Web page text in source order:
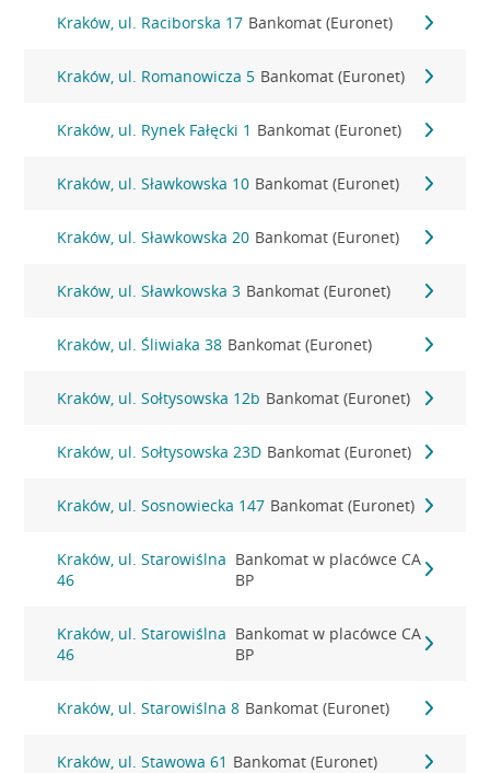
Kraków, ul. Raciborska 17 Bankomat (Euronet)
Kraków, ul. Romanowicza 5 Bankomat (Euronet)
Kraków, ul. Rynek Fałęcki 1 Bankomat (Euronet)
Kraków, ul. Sławkowska 10 Bankomat (Euronet)
Kraków, ul. Sławkowska 20 Bankomat (Euronet)
Kraków, ul. Sławkowska 3 Bankomat (Euronet)
Kraków, ul. Śliwiaka 38 Bankomat (Euronet)
Kraków, ul. Sołtysowska 12b Bankomat (Euronet)
Kraków, ul. Sołtysowska 23D Bankomat (Euronet)
Kraków, ul. Sosnowiecka 147 Bankomat (Euronet)
Kraków, ul. Starowiślna
46
Bankomat w placówce CA
BP
Kraków, ul. Starowiślna
46
Bankomat w placówce CA
BP
Kraków, ul. Starowiślna 8 Bankomat (Euronet)
Kraków, ul. Stawowa 61 Bankomat (Euronet)